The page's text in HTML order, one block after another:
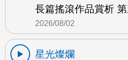
長篇搖滾作品賞析
2026/08/02
星光燦爛